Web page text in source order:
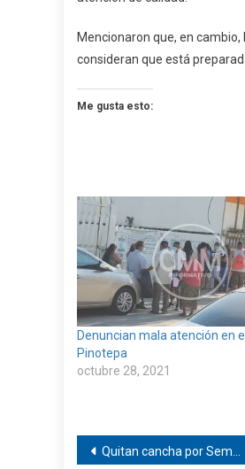
Mencionaron que, en
consideran que está
Me gusta esto:
Denuncian mala atención en
Pinotepa
octubre 28, 2021
Navegación
Quitan cancha por Sembrando Vida en Tlacamama